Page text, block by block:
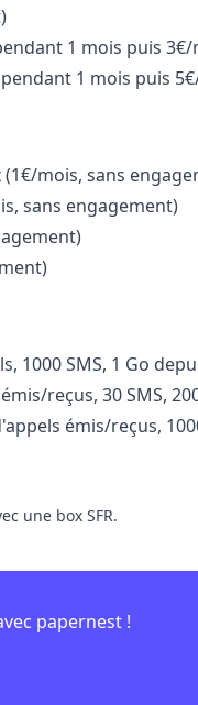
1 mois puis
pendant 1 mois puis
(1€/mois, sans
sans engagement)
1000 SMS, 1 Go
reçus, 30 SMS,
émis/reçus,
une box SFR.
papernest !